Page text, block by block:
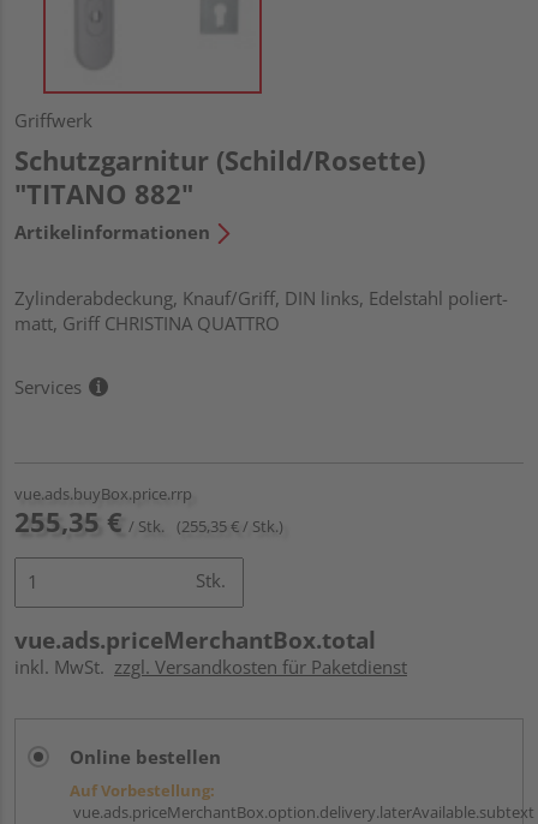
Griffwerk
Schutzgarnitur (Schild/Rosette)
"TITANO 882"
Artikelinformationen
Zylinderabdeckung, Knauf/Griff, DIN links, Edelstahl poliert-
matt, Griff CHRISTINA QUATTRO
Services
vue.ads.buyBox.price.rrp
255,35 € / Stk. (255,35 € / Stk.)
Stk.
vue.ads.priceMerchantBox.total
inkl. MwSt. zzgl. Versandkosten für Paketdienst
Online bestellen
Auf Vorbestellung:
vue.ads.priceMerchantBox.option.delivery.laterAvailable.subtext